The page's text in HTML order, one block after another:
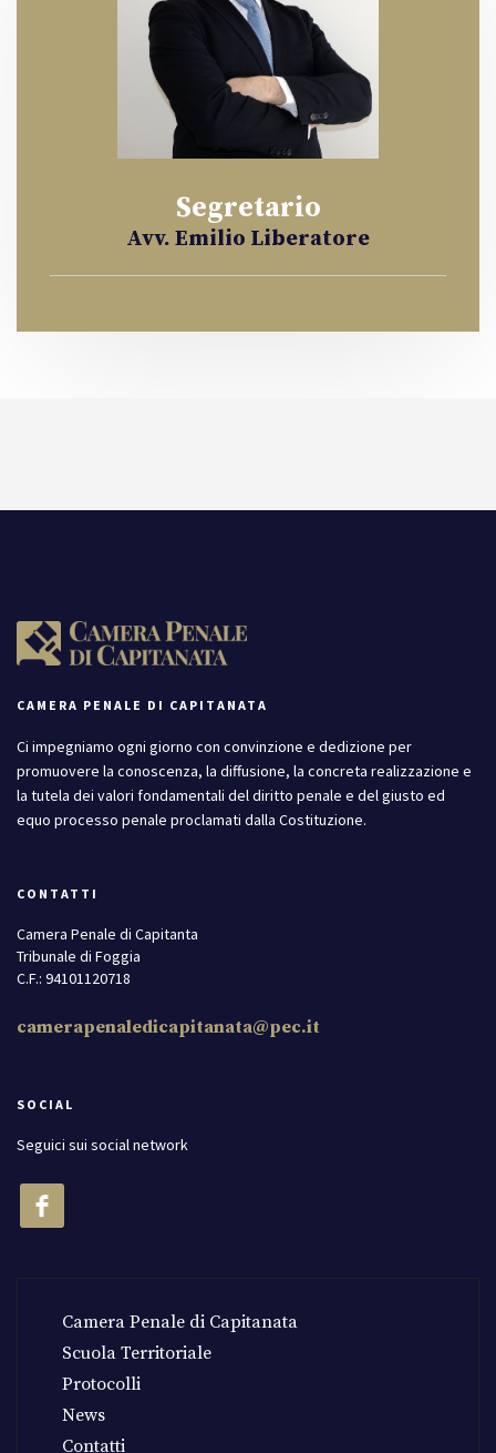
Segretario
Avv. Emilio Liberatore
CAMERA PENALE DI CAPITANATA
Ci impegniamo ogni giorno con convinzione e dedizione per
promuovere la conoscenza, la diffusione, la concreta realizzazione e
la tutela dei valori fondamentali del diritto penale e del giusto ed
equo processo penale proclamati dalla Costituzione.
CONTATTI
Camera Penale di Capitanta
Tribunale di Foggia
C.F.: 94101120718
camerapenaledicapitanata@pec.it
SOCIAL
Seguici sui social network
Camera Penale di Capitanata
Scuola Territoriale
Protocolli
News
Contatti